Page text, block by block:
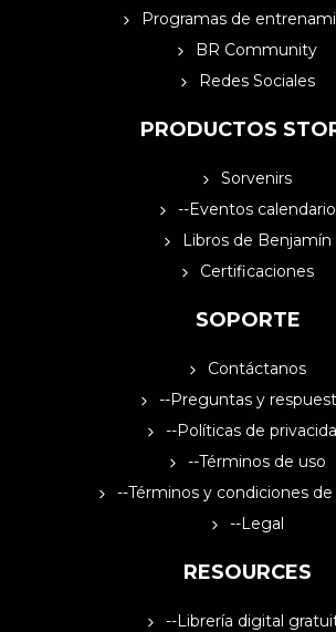
Programas de
BR Community
Redes Sociales
PRODUCTOS
Sorvenirs
--Eventos calendario
Libros de Benjamín
Certificaciones
SOPORTE
Contáctanos
--Preguntas y
--Políticas de
--Términos de uso
--Términos y condiciones
--Legal
RESOURCES
--Librería digital